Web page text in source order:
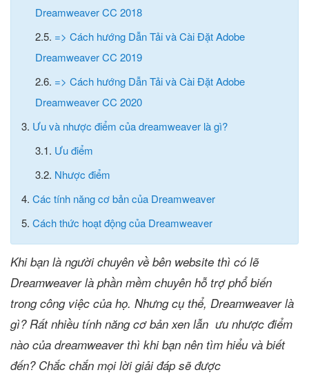
Dreamweaver CC 2018
2.5. => Cách hướng Dẫn Tải và Cài Đặt Adobe
Dreamweaver CC 2019
2.6. => Cách hướng Dẫn Tải và Cài Đặt Adobe
Dreamweaver CC 2020
3. Ưu và nhược điểm của dreamweaver là gì?
3.1. Ưu điểm
3.2. Nhược điểm
4. Các tính năng cơ bản của Dreamweaver
5. Cách thức hoạt động của Dreamweaver
Khi bạn là người chuyên về bên website thì có lẽ
Dreamweaver là phần mềm chuyên hỗ trợ phổ biến
trong công việc của họ. Nhưng cụ thể, Dreamweaver là
gì? Rất nhiều tính năng cơ bản xen lẫn ưu nhược điểm
nào của dreamweaver thì khi bạn nên tìm hiểu và biết
đến? Chắc chắn mọi lời giải đáp sẽ được